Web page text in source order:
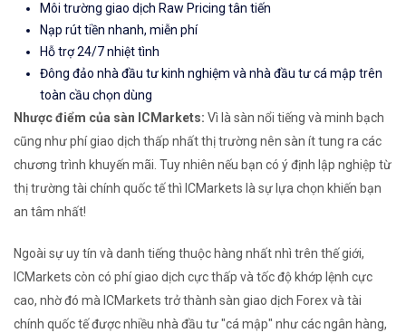
Môi trường giao dịch Raw Pricing tân tiến
Nạp rút tiền nhanh, miễn phí
Hỗ trợ 24/7 nhiệt tình
Đông đảo nhà đầu tư kinh nghiệm và nhà đầu tư cá mập trên
toàn cầu chọn dùng
Nhược điểm của sàn ICMarkets: Vì là sàn nổi tiếng và minh bạch
cũng như phí giao dịch thấp nhất thị trường nên sàn ít tung ra các
chương trình khuyến mãi. Tuy nhiên nếu bạn có ý định lập nghiệp từ
thị trường tài chính quốc tế thì ICMarkets là sự lựa chọn khiến bạn
an tâm nhất!
Ngoài sự uy tín và danh tiếng thuộc hàng nhất nhì trên thế giới,
ICMarkets còn có phí giao dịch cực thấp và tốc độ khớp lệnh cực
cao, nhờ đó mà ICMarkets trở thành sàn giao dịch Forex và tài
chính quốc tế được nhiều nhà đầu tư "cá mập" như các ngân hàng,